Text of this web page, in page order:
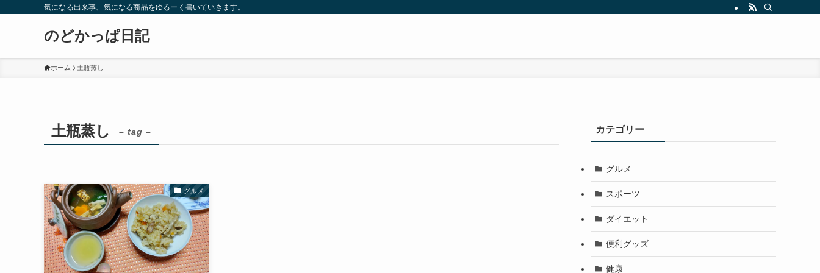
気になる出来事、気になる商品をゆるーく書いていきます。
のどかっぱ日記
ホーム 土瓶蒸し
土瓶蒸し – tag –
グルメ
カテゴリー
グルメ
スポーツ
ダイエット
便利グッズ
健康